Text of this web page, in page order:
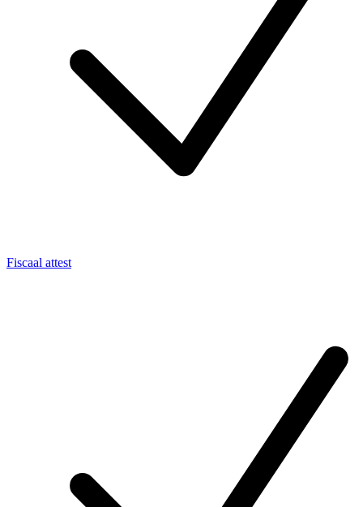
Fiscaal attest